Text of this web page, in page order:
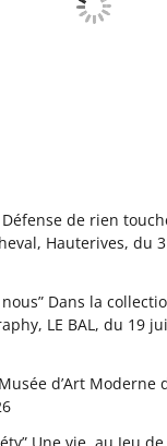
de rien
Hauterives, du
nous” Dans la
LE BAL, du 19
d’Art Moderne